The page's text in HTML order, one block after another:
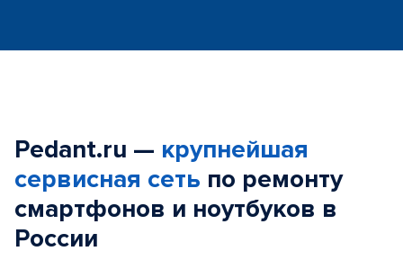
Pedant.ru — крупнейшая
сервисная сеть по ремонту
смартфонов и ноутбуков в
России